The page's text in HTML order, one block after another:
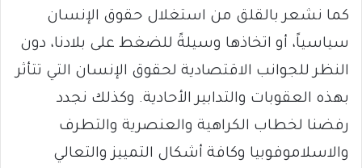
كما نشعر بالقلق من استغلال حقوق الإنسان
سياسياً، أو اتخاذها وسيلةً للضغط على بلادنا، دون
النظر للجوانب الاقتصادية لحقوق الإنسان التي تتأثر
بهذه العقوبات والتدابير الأحادية. وكذلك نجدد
رفضنا لخطاب الكراهية والعنصرية والتطرف
والاسلاموفوبيا وكافة أشكال التمييز والتعالي